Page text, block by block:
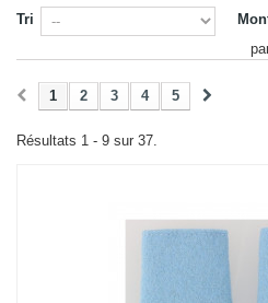
Tri
1 2 3 4 5
Résultats 1 - 9 sur 37.